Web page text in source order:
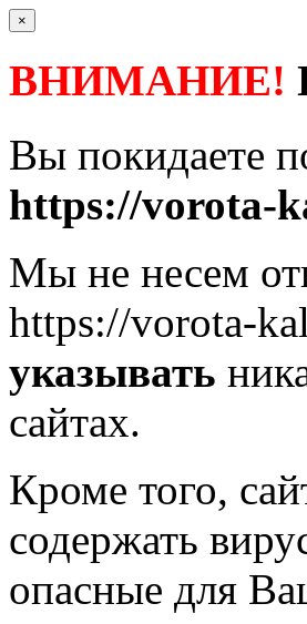
×
ВНИМАНИЕ!
Вы покидаете
https://vorota-
Мы не несем
https://vorota-
указывать
сайтах.
Кроме того,
содержать
опасные для